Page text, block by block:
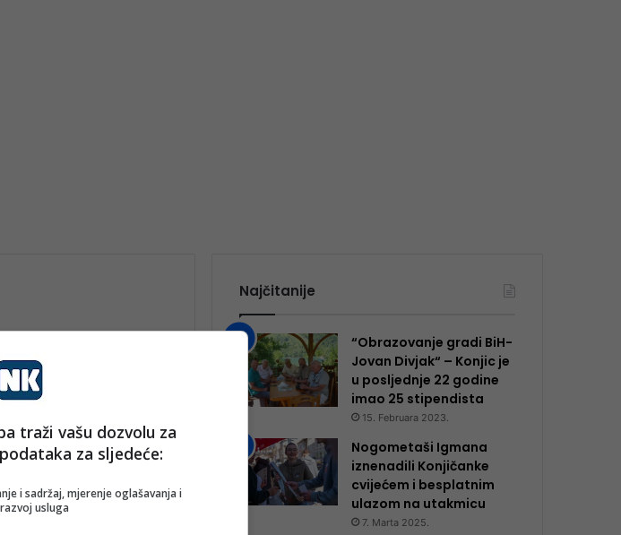
most u ledu u
Trogrančića
Najčitanije
“Obrazovanje gradi BiH-
Jovan Divjak“ – Konjic je
u posljednje 22 godine
imao 25 ​​stipendista
15. Februara 2023.
Nogometaši Igmana
iznenadili Konjičanke
cvijećem i besplatnim
ulazom na utakmicu
7. Marta 2025.
traži vašu dozvolu za
za sljedeće:
i sadržaj, mjerenje oglašavanja i
usluga